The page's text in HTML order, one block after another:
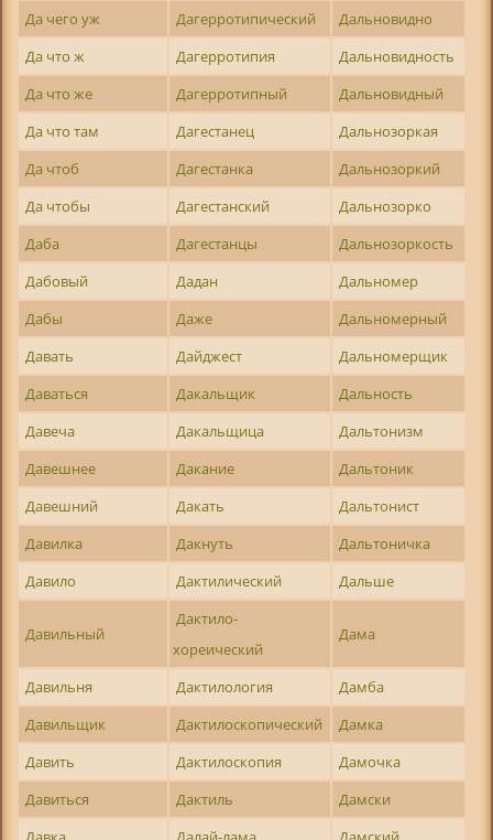
Да чего уж
Дагерротипический
Дальновидно
Да что ж
Дагерротипия
Дальновидность
Да что же
Дагерротипный
Дальновидный
Да что там
Дагестанец
Дальнозоркая
Да чтоб
Дагестанка
Дальнозоркий
Да чтобы
Дагестанский
Дальнозорко
Даба
Дагестанцы
Дальнозоркость
Дабовый
Дадан
Дальномер
Дабы
Даже
Дальномерный
Давать
Дайджест
Дальномерщик
Даваться
Дакальщик
Дальность
Давеча
Дакальщица
Дальтонизм
Давешнее
Дакание
Дальтоник
Давешний
Дакать
Дальтонист
Давилка
Дакнуть
Дальтоничка
Давило
Дактилический Дальше
Давильный
Дактило-
хореический
Дама
Давильня Дактилология
Дамба
Давильщик
Дактилоскопический
Дамка
Давить
Дактилоскопия
Дамочка
Давиться
Дактиль
Дамски